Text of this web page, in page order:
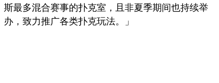
斯最多混合赛事的扑克室，且非夏季期间也持续举
办，致力推广各类扑克玩法。」